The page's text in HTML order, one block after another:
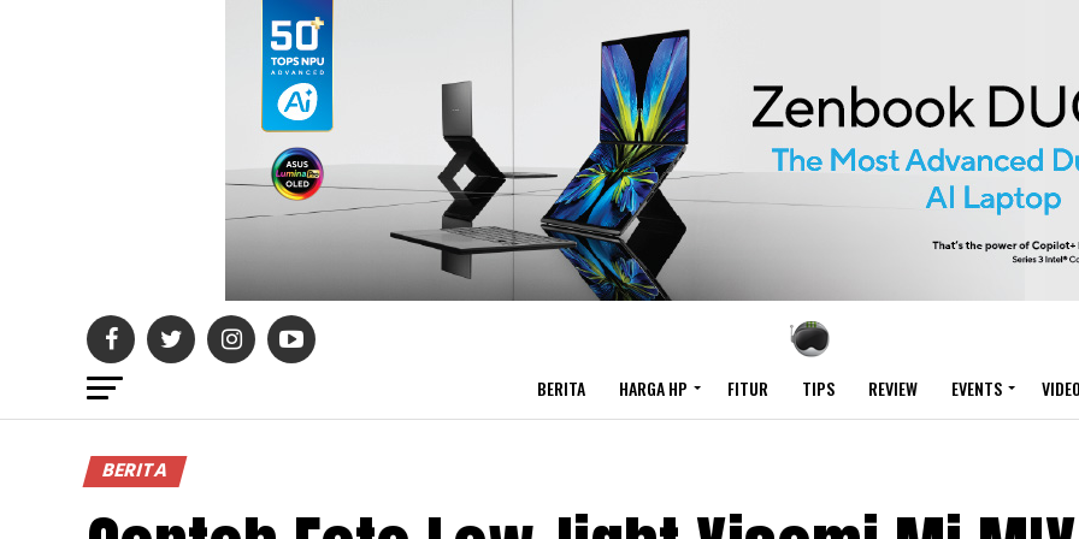
BERITA HARGA HP FITUR TIPS REVIEW EVENTS
BERITA